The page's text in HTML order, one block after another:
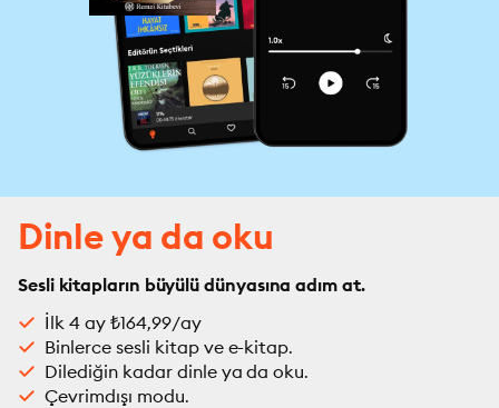
Dinle ya da oku
Sesli kitapların büyülü dünyasına adım at.
İlk 4 ay ₺164,99/ay
Binlerce sesli kitap ve e-kitap.
Dilediğin kadar dinle ya da oku.
Çevrimdışı modu.